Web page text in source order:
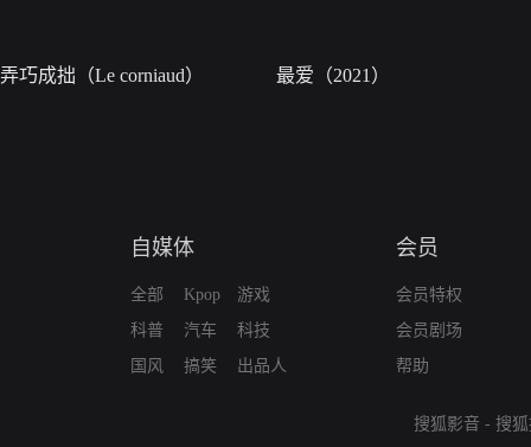
弄巧成拙（Le corniaud） 最爱（2021）
自媒体
全部
科普
国风
Kpop
汽车
搞笑
游戏
科技
出品人
会员
会员特权
会员剧场
帮助
搜狐影音 - 搜